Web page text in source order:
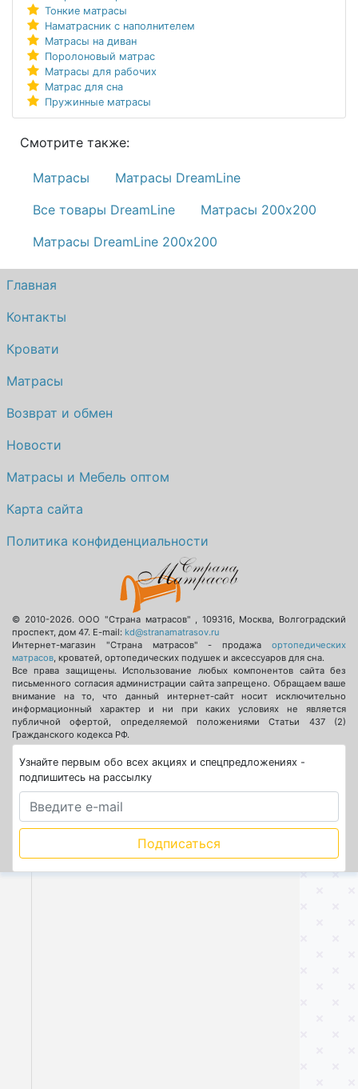
Тонкие матрасы
Наматрасник с наполнителем
Матрасы на диван
Поролоновый матрас
Матрасы для рабочих
Матрас для сна
Пружинные матрасы
Смотрите также:
Матрасы
Матрасы DreamLine
Все товары DreamLine
Матрасы 200х200
Матрасы DreamLine 200х200
Главная
Контакты
Кровати
Матрасы
Возврат и обмен
Новости
Матрасы и Мебель оптом
Карта сайта
Политика конфиденциальности
© 2010-2026.ООО "Страна матрасов" 109316, Москва
Волгоградский
проспект, дом 47. E-mail: kd@stranamatrasov.ru
Интернет-магазин "Страна матрасов" - продажа ортопедических
матрасов , кроватей, ортопедических подушек и аксессуаров для сна.
Все права защищены. Использование любых компонентов сайта без
письменного согласия администрации сайта запрещено. Обращаем ваше
внимание на то, что данный интернет-сайт носит исключительно
информационный характер и ни при каких условиях не является
публичной офертой, определяемой положениями Статьи 437 (2)
Гражданского кодекса РФ.
Узнайте первым обо всех акциях и спецпредложениях -
подпишитесь на рассылку